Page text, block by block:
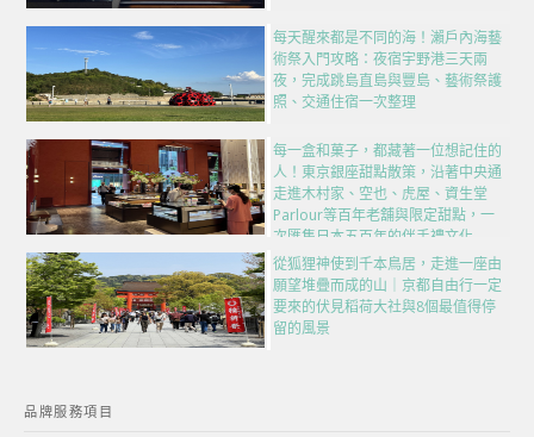
每天醒來都是不同的海！瀨戶內海藝
術祭入門攻略：夜宿宇野港三天兩
夜，完成跳島直島與豐島、藝術祭護
照、交通住宿一次整理
每一盒和菓子，都藏著一位想記住的
人！東京銀座甜點散策，沿著中央通
走進木村家、空也、虎屋、資生堂
Parlour等百年老舖與限定甜點，一
次匯集日本五百年的伴手禮文化
從狐狸神使到千本鳥居，走進一座由
願望堆疊而成的山｜京都自由行一定
要來的伏見稻荷大社與8個最值得停
留的風景
品牌服務項目